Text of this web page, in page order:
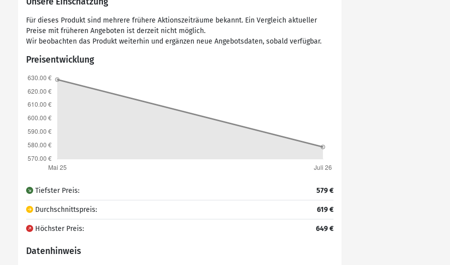
Für dieses Produkt sind mehrere frühere Aktionszeiträume bekannt. Ein Vergleich aktueller
Preise mit früheren Angeboten ist derzeit nicht möglich.
Wir beobachten das Produkt weiterhin und ergänzen neue Angebotsdaten, sobald verfügbar.
Preisentwicklung
Tiefster Preis: 579 €
Durchschnittspreis: 619 €
Höchster Preis: 649 €
Datenhinweis